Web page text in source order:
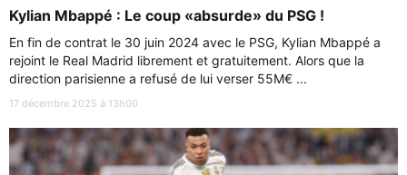
Kylian Mbappé : Le coup «absurde» du PSG !
En fin de contrat le 30 juin 2024 avec le PSG, Kylian Mbappé a
rejoint le Real Madrid librement et gratuitement. Alors que la
direction parisienne a refusé de lui verser 55M€ ...
17 décembre 2025 à 13h00